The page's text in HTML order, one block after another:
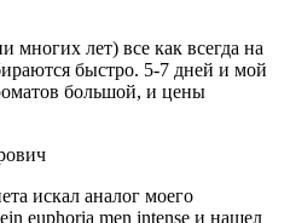
многих лет) все как всегда на
быстро. 5-7 дней и мой
большой, и цены
искал аналог моего
euphoria men intense и нашел